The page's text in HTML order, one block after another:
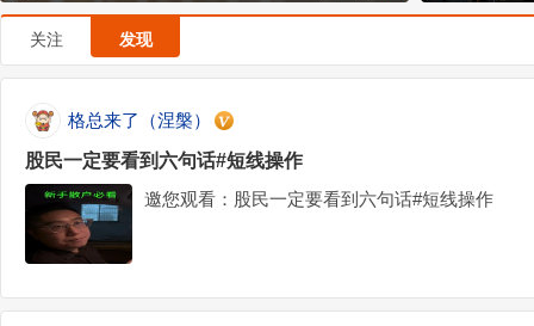
关注 发现
格总来了（涅槃）
股民一定要看到六句话#短线操作
邀您观看：股民一定要看到六句话#短线操作